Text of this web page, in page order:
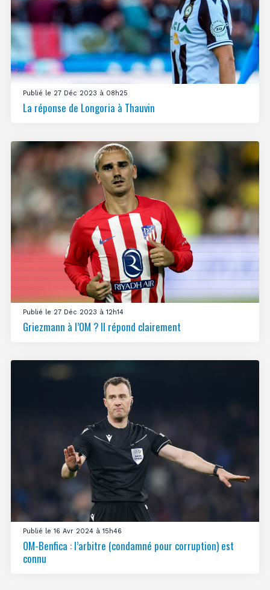
Publié le 27 Déc 2023 à 08h25
La réponse de Longoria à Thauvin
Publié le 27 Déc 2023 à 12h14
Griezmann à l’OM ? Il répond clairement
Publié le 16 Avr 2024 à 15h46
OM-Benfica : l’arbitre (condamné pour corruption) est
connu